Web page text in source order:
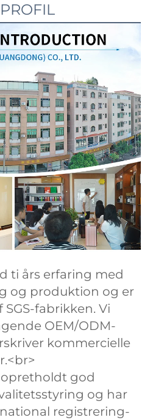
ti års erfaring med
og produktion og er
fabrikken. Vi
OEM/ODM-
kommercielle
god
og har
registrering-